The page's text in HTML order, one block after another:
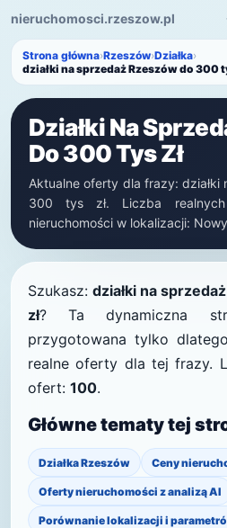
nieruchomosci.rzeszow.pl
Strona główna›Rzeszów›Działka›
działki na sprzedaż Rzeszów do 300
Działki Na
Do 300 Tys Zł
Aktualne oferty dla frazy: działki
300 tys zł. Liczba
nieruchomości w lokalizacji:
Szukasz: działki na
zł? Ta dynamiczna
przygotowana tylko
realne oferty dla tej frazy.
ofert: 100.
Główne tematy tej
Działka Rzeszów Ceny
Oferty nieruchomości z analizą AI
Porównanie lokalizacji i